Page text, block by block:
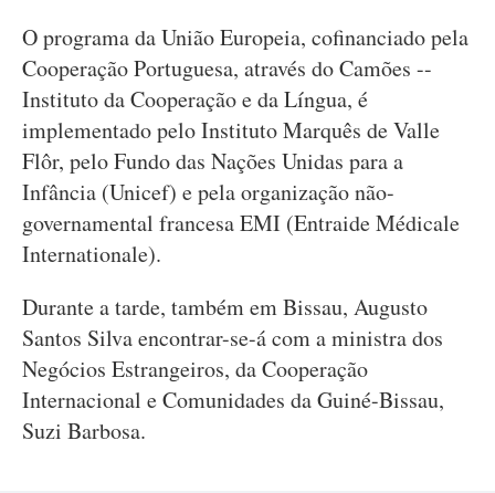
O programa da União Europeia, cofinanciado pela
Cooperação Portuguesa, através do Camões --
Instituto da Cooperação e da Língua, é
implementado pelo Instituto Marquês de Valle
Flôr, pelo Fundo das Nações Unidas para a
Infância (Unicef) e pela organização não-
governamental francesa EMI (Entraide Médicale
Internationale).
Durante a tarde, também em Bissau, Augusto
Santos Silva encontrar-se-á com a ministra dos
Negócios Estrangeiros, da Cooperação
Internacional e Comunidades da Guiné-Bissau,
Suzi Barbosa.